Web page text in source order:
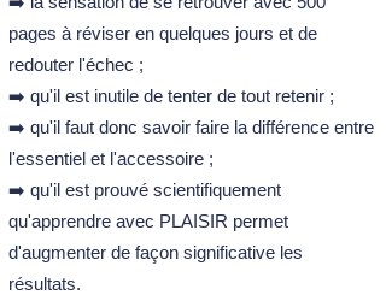
pages à réviser en quelques jours et de
redouter l'échec ;
➡️ qu'il est inutile de tenter de tout retenir ;
➡️ qu'il faut donc savoir faire la différence entre
l'essentiel et l'accessoire ;
➡️ qu'il est prouvé scientifiquement
qu'apprendre avec PLAISIR permet
d'augmenter de façon significative les
résultats.